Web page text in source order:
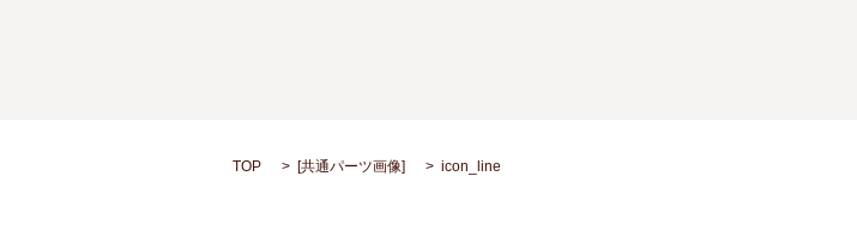
TOP [共通パーツ画像] icon_line